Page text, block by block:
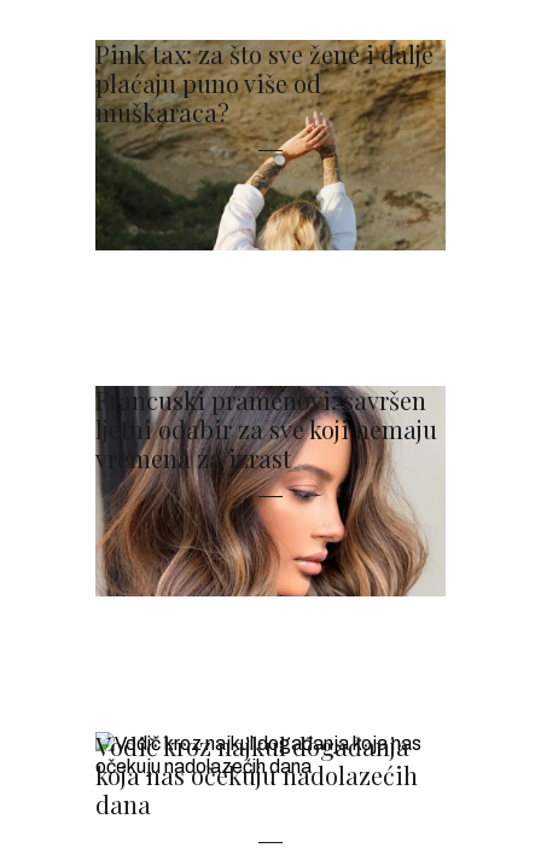
Pink tax: za što sve žene i dalje
plaćaju puno više od
muškaraca?
Francuski pramenovi: savršen
ljetni odabir za sve koji nemaju
vremena za izrast
Vodič kroz najkul događanja
koja nas očekuju nadolazećih
dana